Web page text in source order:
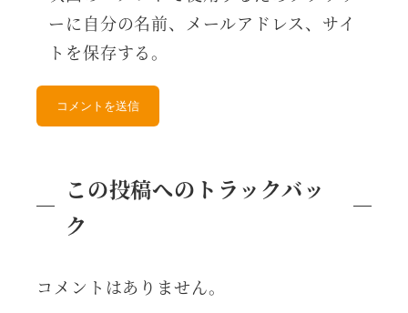
ーに自分の名前、メールアドレス、サイ
トを保存する。
この投稿へのトラックバッ
ク
コメントはありません。